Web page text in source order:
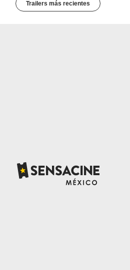
Trailers más recientes